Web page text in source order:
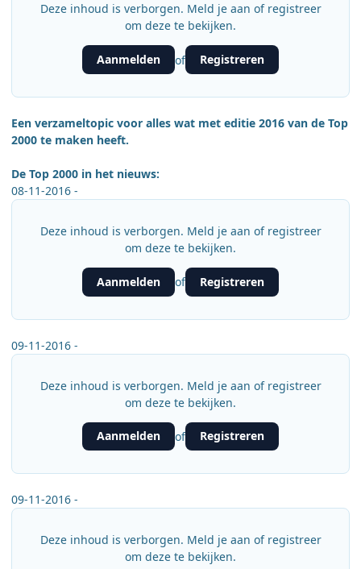
Deze inhoud is verborgen. Meld je aan of registreer
om deze te bekijken.
Aanmelden of Registreren
Een verzameltopic voor alles wat met editie 2016 van de Top
2000 te maken heeft.
De Top 2000 in het nieuws:
08-11-2016 -
Deze inhoud is verborgen. Meld je aan of registreer
om deze te bekijken.
Aanmelden of Registreren
09-11-2016 -
Deze inhoud is verborgen. Meld je aan of registreer
om deze te bekijken.
Aanmelden of Registreren
09-11-2016 -
Deze inhoud is verborgen. Meld je aan of registreer
om deze te bekijken.